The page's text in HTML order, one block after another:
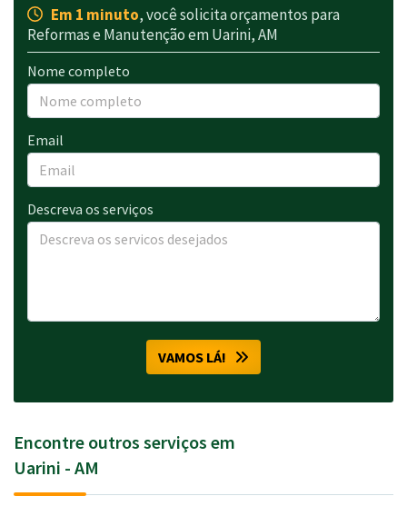
Em 1 minuto, você solicita orçamentos para
Reformas e Manutenção em Uarini, AM
Nome completo
Email
Descreva os serviços
VAMOS LÁ!
Encontre outros serviços em
Uarini - AM